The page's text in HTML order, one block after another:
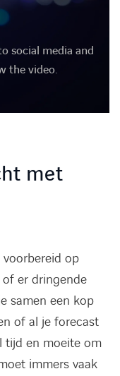
social media and
the video.
met
op
of er dringende
samen een kop
of al je forecast
tijd en moeite om
immers vaak